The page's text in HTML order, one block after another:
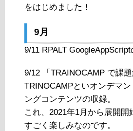
をはじめました！
9月
9/11 RPALT GoogleAppScript
9/12 「TRAINOCAMP で課題
TRINOCAMPといオンデマ
ングコンテンツの収録。
これ、2021年1月から展開開
すごく楽しみなのです。